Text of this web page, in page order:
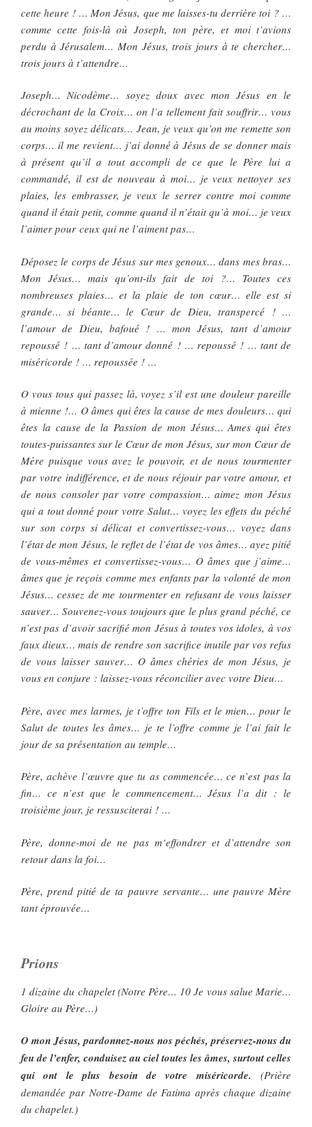
cette heure ! … Mon Jésus, que me laisses-tu derrière toi ? …
comme cette fois-là où Joseph, ton père, et moi t’avions
perdu à Jérusalem… Mon Jésus, trois jours à te chercher…
trois jours à t’attendre…
Joseph… Nicodème… soyez doux avec mon Jésus en le
décrochant de la Croix… on l’a tellement fait souffrir… vous
au moins soyez délicats… Jean, je veux qu’on me remette son
corps… il me revient… j’ai donné à Jésus de se donner mais
à présent qu’il a tout accompli de ce que le Père lui a
commandé, il est de nouveau à moi… je veux nettoyer ses
plaies, les embrasser, je veux le serrer contre moi comme
quand il était petit, comme quand il n’était qu’à moi… je veux
l’aimer pour ceux qui ne l’aiment pas…
Déposez le corps de Jésus sur mes genoux… dans mes bras…
Mon Jésus… mais qu’ont-ils fait de toi ?… Toutes ces
nombreuses plaies… et la plaie de ton cœur… elle est si
grande… si béante… le Cœur de Dieu, transpercé ! …
l’amour de Dieu, bafoué ! … mon Jésus, tant d’amour
repoussé ! … tant d’amour donné ! … repoussé ! … tant de
miséricorde ! … repoussée ! …
O vous tous qui passez là, voyez s’il est une douleur pareille
à mienne !… O âmes qui êtes la cause de mes douleurs… qui
êtes la cause de la Passion de mon Jésus… Ames qui êtes
toutes-puissantes sur le Cœur de mon Jésus, sur mon Cœur de
Mère puisque vous avez le pouvoir, et de nous tourmenter
par votre indifférence, et de nous réjouir par votre amour, et
de nous consoler par votre compassion… aimez mon Jésus
qui a tout donné pour votre Salut… voyez les effets du péché
sur son corps si délicat et convertissez-vous… voyez dans
l’état de mon Jésus, le reflet de l’état de vos âmes… ayez pitié
de vous-mêmes et convertissez-vous… O âmes que j’aime…
âmes que je reçois comme mes enfants par la volonté de mon
Jésus… cessez de me tourmenter en refusant de vous laisser
sauver… Souvenez-vous toujours que le plus grand péché, ce
n’est pas d’avoir sacrifié mon Jésus à toutes vos idoles, à vos
faux dieux… mais de rendre son sacrifice inutile par vos refus
de vous laisser sauver… O âmes chéries de mon Jésus, je
vous en conjure : laissez-vous réconcilier avec votre Dieu…
Père, avec mes larmes, je t’offre ton Fils et le mien… pour le
Salut de toutes les âmes… je te l’offre comme je l’ai fait le
jour de sa présentation au temple…
Père, achève l’œuvre que tu as commencée… ce n’est pas la
fin… ce n’est que le commencement… Jésus l’a dit : le
troisième jour, je ressusciterai ! …
Père, donne-moi de ne pas m‘effondrer et d’attendre son
retour dans la foi…
Père, prend pitié de ta pauvre servante… une pauvre Mère
tant éprouvée…
Prions
1 dizaine du chapelet (Notre Père… 10 Je vous salue Marie…
Gloire au Père…)
O mon Jésus, pardonnez-nous nos péchés, préservez-nous du
feu de l’enfer, conduisez au ciel toutes les âmes, surtout celles
qui ont le plus besoin de votre miséricorde. (Prière
demandée par Notre-Dame de Fatima après chaque dizaine
du chapelet.)